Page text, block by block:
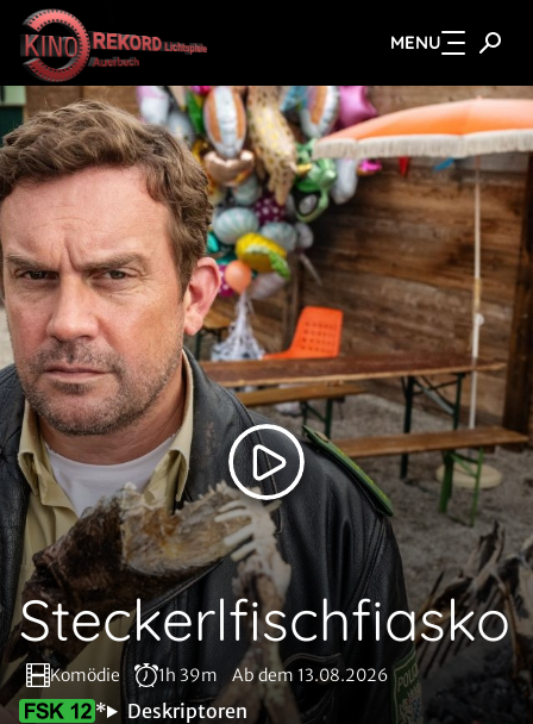
Zum Hauptinhalt springen MENU
Steckerlfischfiasko
Komödie 1h 39m Ab dem 13.08.2026
* Deskriptoren